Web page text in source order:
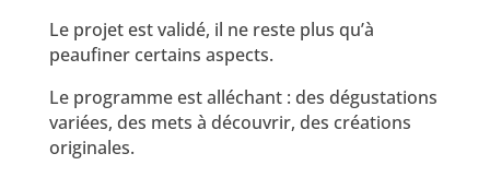
Le projet est validé, il ne reste plus qu’à
peaufiner certains aspects.
Le programme est alléchant : des dégustations
variées, des mets à découvrir, des créations
originales.